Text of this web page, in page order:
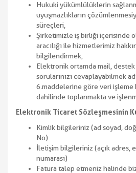
Hukuki yükümlülüklerin
uyuşmazlıkların
süreçleri,
Şirketimizle iş birliği içerisinde
aracılığı ile hizmetlerimiz
bilgilendirmek,
Elektronik ortamda mail, destek
sorularınızı cevaplayabilmek
6.maddelerine göre veri işleme
dahilinde toplanmakta ve
Elektronik Ticaret Sözleşmesinin
Kimlik bilgileriniz (ad soyad,
No)
İletişim bilgileriniz (açık adres,
numarası)
Fatura talep etmeniz halinde